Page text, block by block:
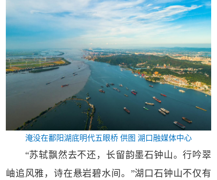
淹没在鄱阳湖底明代五眼桥 供图 湖口融媒体中心
“苏轼飘然去不还，长留韵墨石钟山。行吟翠
岫追风雅，诗在悬岩碧水间。”湖口石钟山不仅有